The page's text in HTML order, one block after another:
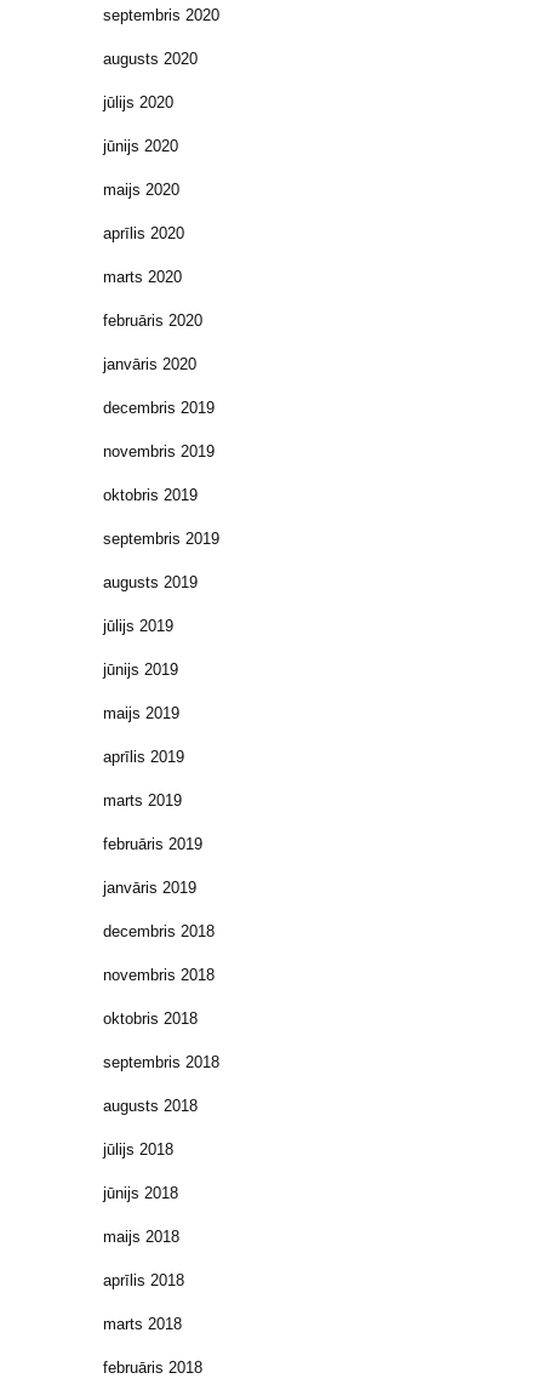
septembris 2020
augusts 2020
jūlijs 2020
jūnijs 2020
maijs 2020
aprīlis 2020
marts 2020
februāris 2020
janvāris 2020
decembris 2019
novembris 2019
oktobris 2019
septembris 2019
augusts 2019
jūlijs 2019
jūnijs 2019
maijs 2019
aprīlis 2019
marts 2019
februāris 2019
janvāris 2019
decembris 2018
novembris 2018
oktobris 2018
septembris 2018
augusts 2018
jūlijs 2018
jūnijs 2018
maijs 2018
aprīlis 2018
marts 2018
februāris 2018